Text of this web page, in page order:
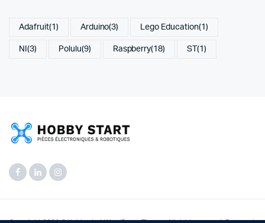
Adafruit(1) Arduino(3) Lego Education(1)
NI (3) Polulu(9) Raspberry(18) ST(1)